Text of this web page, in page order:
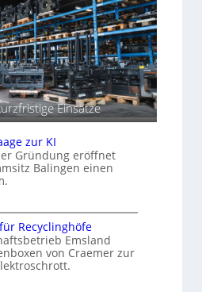
Einsätze
zur KI
Gründung eröffnet
Balingen einen
Recyclinghöfe
Emsland
von Craemer zur